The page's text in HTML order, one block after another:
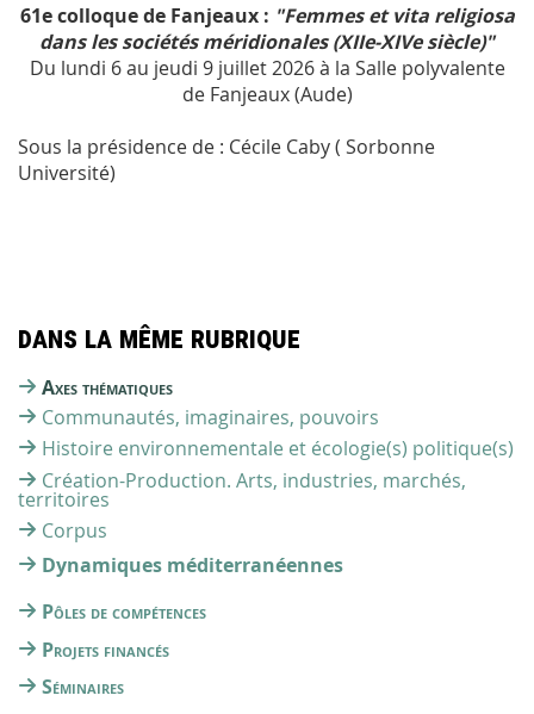
61e colloque de Fanjeaux : "Femmes et vita religiosa
dans les sociétés méridionales (XIIe-XIVe siècle)"
Du lundi 6 au jeudi 9 juillet 2026 à la Salle polyvalente
de Fanjeaux (Aude)
Sous la présidence de : Cécile Caby ( Sorbonne
Université)
Dans la même rubrique
Axes thématiques
Communautés, imaginaires, pouvoirs
Histoire environnementale et écologie(s) politique(s)
Création-Production. Arts, industries, marchés,
territoires
Corpus
Dynamiques méditerranéennes
Pôles de compétences
Projets financés
Séminaires